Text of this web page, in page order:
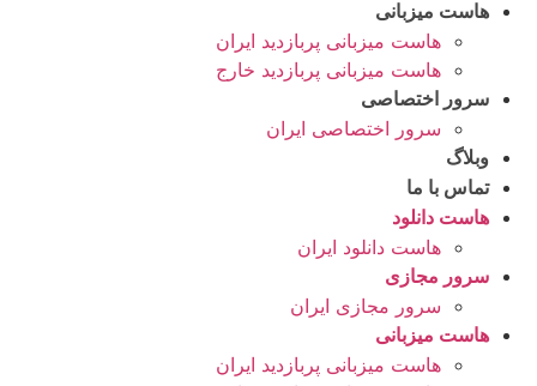
هاست میزبانی
هاست میزبانی پربازدید ایران
هاست میزبانی پربازدید خارج
سرور اختصاصی
سرور اختصاصی ایران
وبلاگ
تماس با ما
هاست دانلود
هاست دانلود ایران
سرور مجازی
سرور مجازی ایران
هاست میزبانی
هاست میزبانی پربازدید ایران